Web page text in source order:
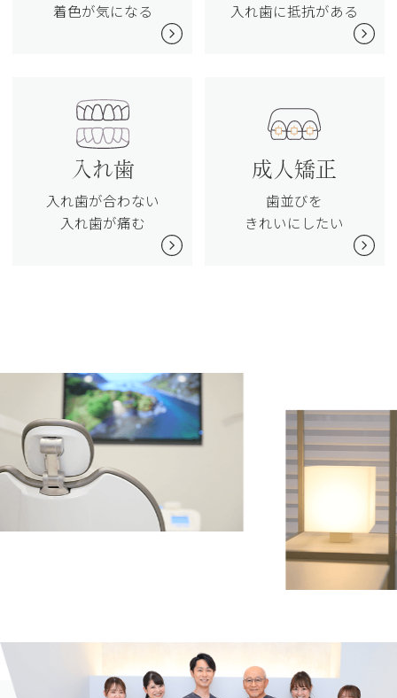
着色が気になる
入れ歯に抵抗がある
入れ歯
入れ歯が合わない
入れ歯が痛む
成人矯正
歯並びを
きれいにしたい